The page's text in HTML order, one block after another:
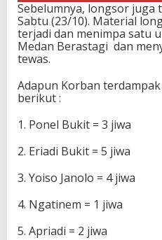
Sebelumnya, longsor juga
Sabtu (23/10). Material
terjadi dan menimpa satu
Medan Berastagi dan
tewas.
Adapun Korban
berikut :
1. Ponel Bukit = 3 jiwa
2. Eriadi Bukit = 5 jiwa
3. Yoiso Janolo = 4 jiwa
4. Ngatinem = 1 jiwa
5. Apriadi = 2 jiwa